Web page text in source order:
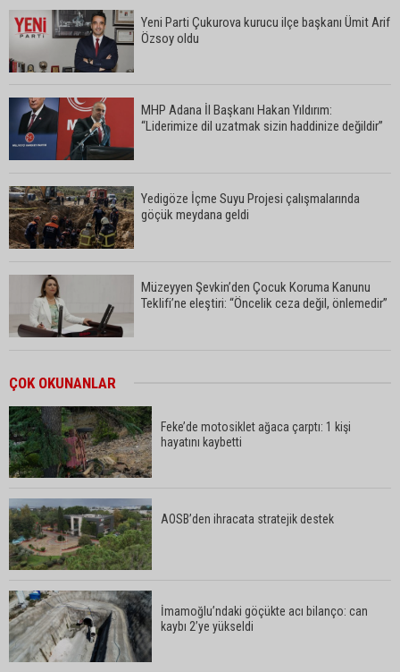
Yeni Parti Çukurova kurucu ilçe başkanı Ümit Arif
Özsoy oldu
MHP Adana İl Başkanı Hakan Yıldırım:
“Liderimize dil uzatmak sizin haddinize değildir”
Yedigöze İçme Suyu Projesi çalışmalarında
göçük meydana geldi
Müzeyyen Şevkin’den Çocuk Koruma Kanunu
Teklifi’ne eleştiri: “Öncelik ceza değil, önlemedir”
Adanalı araştırmacı Burhan Eptemli CHP’de
başkan yardımcısı oldu
Adana’da özel bir sergi: “Damla’nın Fırçası”
sanatseverlerle buluştu
Adana’da Huzur ve Güven uygulaması: 62 aranan
şahıs yakalandı
ÇOK OKUNANLAR
Feke’de motosiklet ağaca çarptı: 1 kişi
hayatını kaybetti
AOSB’den ihracata stratejik destek
İmamoğlu’ndaki göçükte acı bilanço: can
kaybı 2’ye yükseldi